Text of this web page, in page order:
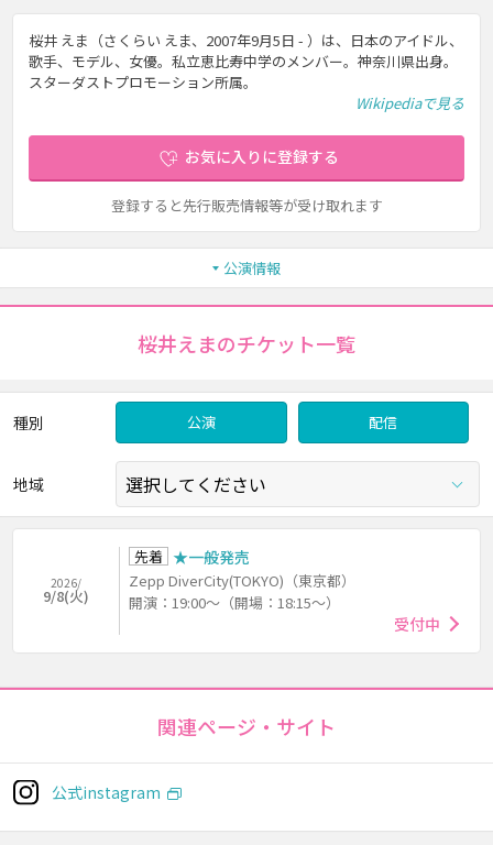
桜井 えま（さくらい えま、2007年9月5日 - ）は、日本のアイドル、
歌手、モデル、女優。私立恵比寿中学のメンバー。神奈川県出身。
スターダストプロモーション所属。
Wikipediaで見る
お気に入りに登録する
登録すると先行販売情報等が受け取れます
公演情報
桜井えまのチケット一覧
種別 公演 配信
地域
2026/
9/8(火)
先着 ★一般発売
Zepp DiverCity(TOKYO)（東京都）
開演：19:00～（開場：18:15～）
受付中
関連ページ・サイト
公式instagram